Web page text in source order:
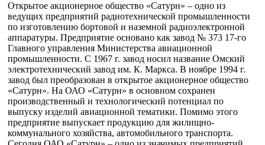
Открытое акционерное общество «Сатурн» – одно из
ведущих предприятий радиотехнической промышленности
по изготовлению бортовой и наземной радиоэлектронной
аппаратуры. Предприятие основано как завод № 373 17-го
Главного управления Министерства авиационной
промышленности. С 1967 г. завод носил название Омский
электротехнический завод им. К. Маркса. В ноябре 1994 г.
завод был преобразован в открытое акционерное общество
«Сатурн». На ОАО «Сатурн» в основном сохранен
производственный и технологический потенциал по
выпуску изделий авиационной тематики. Помимо этого
предприятие выпускает продукцию для жилищно-
коммунального хозяйства, автомобильного транспорта.